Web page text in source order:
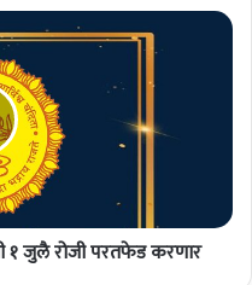
१ जुलै रोजी परतफेड करणार